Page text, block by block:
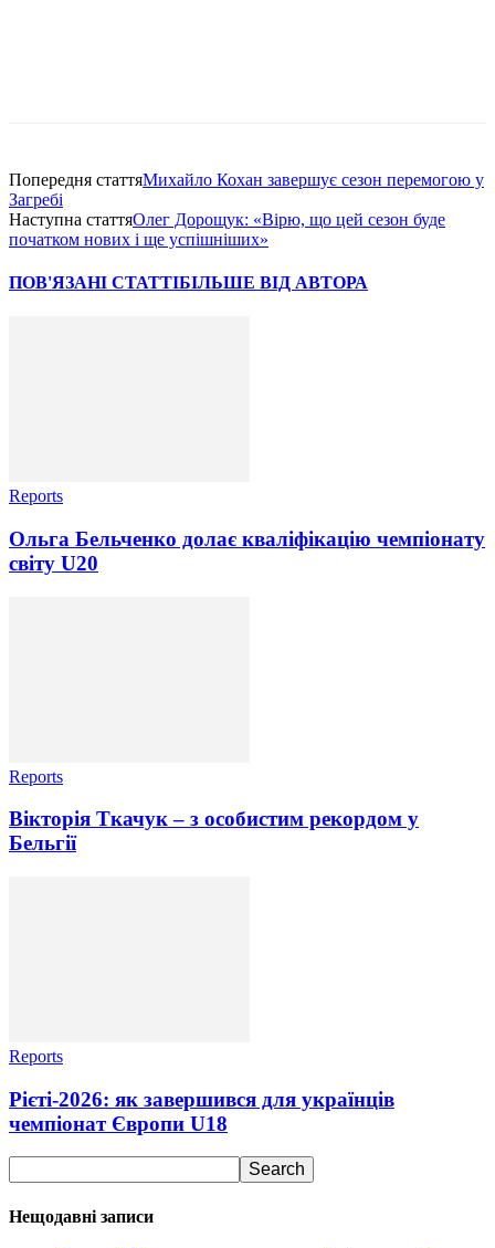
Попередня статтяМихайло Кохан завершує сезон перемогою у
Загребі
Наступна статтяОлег Дорощук: «Вірю, що цей сезон буде
початком нових і ще успішніших»
ПОВ'ЯЗАНІ СТАТТІБІЛЬШЕ ВІД АВТОРА
Reports
Ольга Бельченко долає кваліфікацію чемпіонату
світу U20
Reports
Вікторія Ткачук – з особистим рекордом у
Бельгії
Reports
Рієті-2026: як завершився для українців
чемпіонат Європи U18
Нещодавні записи